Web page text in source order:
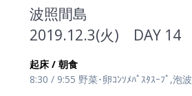
波照間島
2019.12.3(火) DAY 14
起床 / 朝食
8:30 / 9:55 野菜･卵ｺﾝｿﾒﾊﾟｽﾀｽｰﾌﾟ,泡波